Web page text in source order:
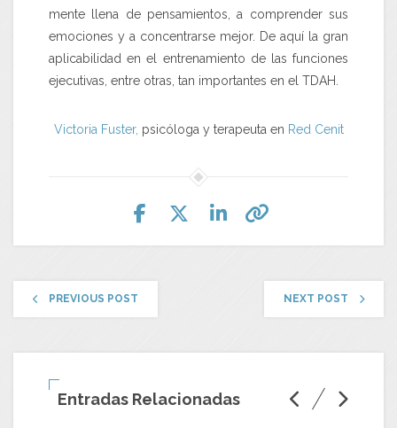
mente llena de pensamientos, a comprender sus
emociones y a concentrarse mejor. De aquí la gran
aplicabilidad en el entrenamiento de las funciones
ejecutivas, entre otras, tan importantes en el TDAH.
Victoria Fuster, psicóloga y terapeuta en Red Cenit
PREVIOUS POST NEXT POST
Entradas Relacionadas